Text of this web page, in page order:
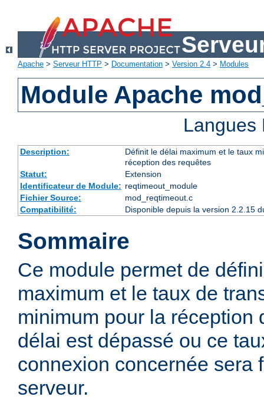
Apache > Serveur HTTP > Documentation > Version 2.4 > Modules
Module Apache
Description:
Définit le délai maximum et le taux
réception des requêtes
Statut:
Extension
Identificateur de Module: reqtimeout_module
Fichier Source:
mod_reqtimeout.c
Compatibilité:
Disponible depuis la version 2.2.15
Sommaire
Ce module permet de
maximum et le taux de
minimum pour la réception
délai est dépassé ou ce
connexion concernée sera
serveur.